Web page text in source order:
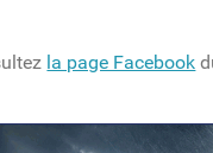
la page Facebook